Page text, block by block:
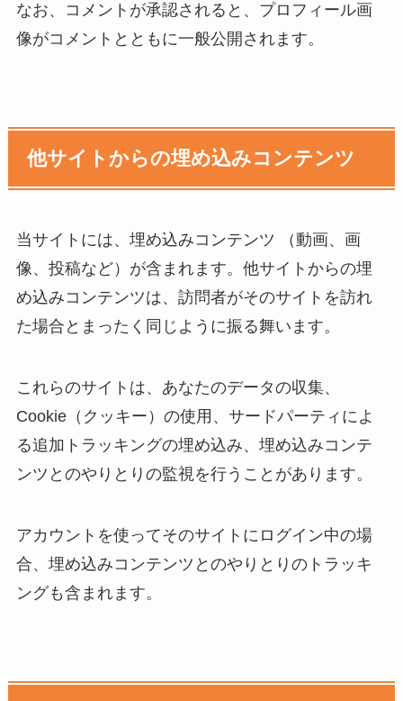
なお、コメントが承認されると、プロフィール画
像がコメントとともに一般公開されます。
他サイトからの埋め込みコンテンツ
当サイトには、埋め込みコンテンツ （動画、画
像、投稿など）が含まれます。他サイトからの埋
め込みコンテンツは、訪問者がそのサイトを訪れ
た場合とまったく同じように振る舞います。
これらのサイトは、あなたのデータの収集、
Cookie（クッキー）の使用、サードパーティによ
る追加トラッキングの埋め込み、埋め込みコンテ
ンツとのやりとりの監視を行うことがあります。
アカウントを使ってそのサイトにログイン中の場
合、埋め込みコンテンツとのやりとりのトラッキ
ングも含まれます。